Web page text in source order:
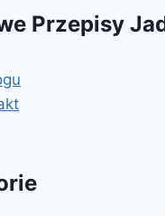
Przepisy